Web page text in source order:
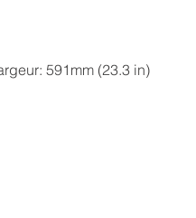
591mm (23.3 in)